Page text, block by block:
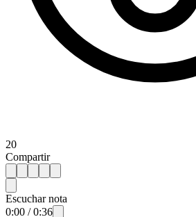
20
Compartir
Escuchar nota
0:00 /0:36